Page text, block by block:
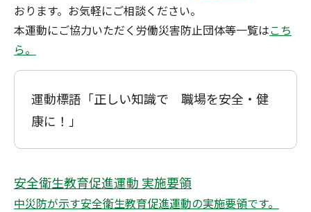
おります。お気軽にご相談ください。
本運動にご協力いただく労働災害防止団体等一覧はこち
ら。
運動標語「正しい知識で 職場を安全・健
康に！」
安全衛生教育促進運動 実施要領
中災防が示す安全衛生教育促進運動の実施要領です。